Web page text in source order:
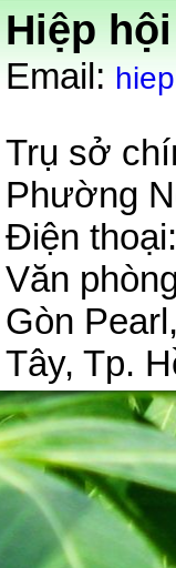
Hiệp
Email:
Trụ sở
Phường
Điện
Văn
Gòn
Tây, Tp.